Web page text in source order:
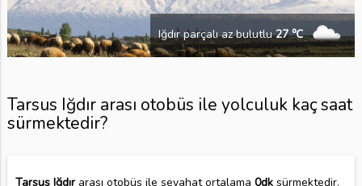
Iğdır parçalı az bulutlu27 ℃
Tarsus Iğdır arası otobüs ile yolculuk kaç saat
sürmektedir?
Tarsus Iğdırarası otobüs ile seyahat ortalama 0dksürmektedir.